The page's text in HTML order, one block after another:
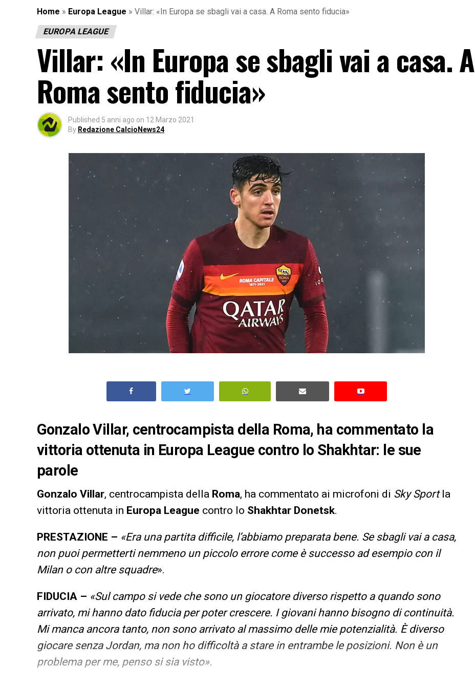
Home » Europa League » Villar: «In Europa se sbagli vai a casa. A Roma sento fiducia»
EUROPA LEAGUE
Villar: «In Europa se sbagli vai a casa. A
Roma sento fiducia»
Published 5 anni ago on 12 Marzo 2021
By Redazione CalcioNews24
Gonzalo Villar, centrocampista della Roma, ha commentato la
vittoria ottenuta in Europa League contro lo Shakhtar: le sue
parole
Gonzalo Villar, centrocampista della Roma, ha commentato ai microfoni di Sky Sport la
vittoria ottenuta in Europa League contro lo Shakhtar Donetsk.
PRESTAZIONE – «Era una partita difficile, l’abbiamo preparata bene. Se sbagli vai a casa,
non puoi permetterti nemmeno un piccolo errore come è successo ad esempio con il
Milan o con altre squadre».
FIDUCIA – «Sul campo si vede che sono un giocatore diverso rispetto a quando sono
arrivato, mi hanno dato fiducia per poter crescere. I giovani hanno bisogno di continuità.
Mi manca ancora tanto, non sono arrivato al massimo delle mie potenzialità. È diverso
giocare senza Jordan, ma non ho difficoltà a stare in entrambe le posizioni. Non è un
problema per me, penso si sia visto».